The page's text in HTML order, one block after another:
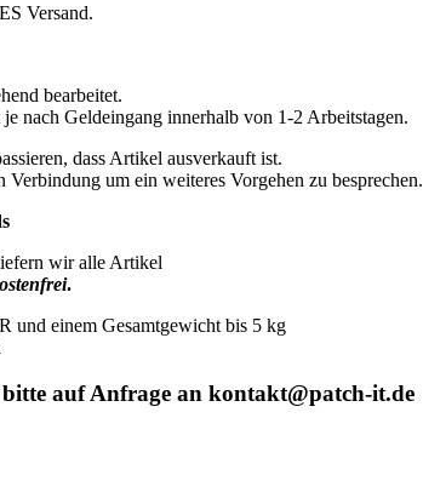
Versand.
bearbeitet.
nach Geldeingang innerhalb von 1-2 Arbeitstagen.
dass Artikel ausverkauft ist.
um ein weiteres Vorgehen zu besprechen.
wir alle Artikel
.
und einem Gesamtgewicht bis 5 kg
auf Anfrage an kontakt@patch-it.de